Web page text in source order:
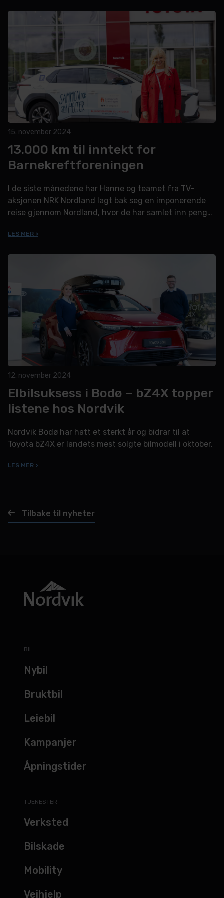
15. november 2024
13.000 km til inntekt for
Barnekreftforeningen
I de siste månedene har Hanne og teamet fra TV-
aksjonen NRK Nordland lagt bak seg en imponerende
reise gjennom Nordland, hvor de har samlet inn penger
LES MER >
12. november 2024
Elbilsuksess i Bodø – bZ4X topper
listene hos Nordvik
Nordvik Bodø har hatt et sterkt år og bidrar til at
Toyota bZ4X er landets mest solgte bilmodell i oktober.
LES MER >
Tilbake til nyheter
BIL
Nybil
Bruktbil
Leiebil
Kampanjer
Åpningstider
TJENESTER
Verksted
Bilskade
Mobility
Veihjelp